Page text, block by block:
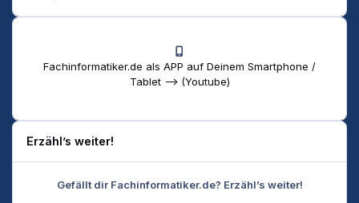
Fachinformatiker.de als APP auf Deinem Smartphone /
Tablet --> (Youtube)
Erzähl’s weiter!
Gefällt dir Fachinformatiker.de? Erzähl’s weiter!